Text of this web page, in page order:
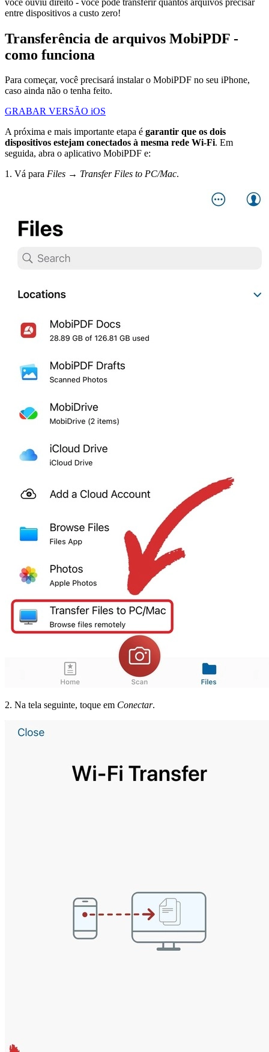
entre dispositivos a custo zero!
Transferência de arquivos MobiPDF -
como funciona
Para começar, você precisará instalar o MobiPDF no seu iPhone,
caso ainda não o tenha feito.
GRABAR VERSÃO iOS
A próxima e mais importante etapa é garantir que os dois
dispositivos estejam conectados à mesma rede Wi-Fi. Em
seguida, abra o aplicativo MobiPDF e:
1. Vá para Files → Transfer Files to PC/Mac.
2. Na tela seguinte, toque em Conectar.